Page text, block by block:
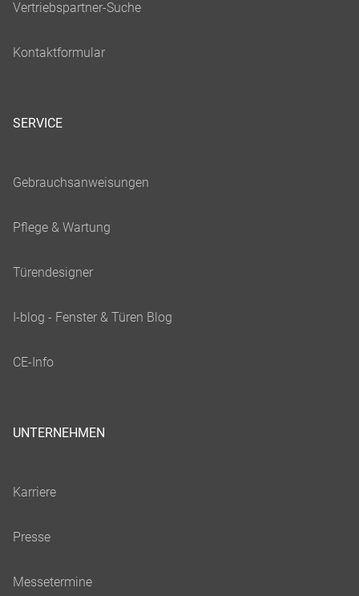
SERVICE
UNTERNEHMEN